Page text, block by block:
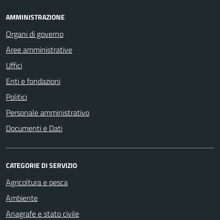
AMMINISTRAZIONE
Organi di governo
Aree amministrative
Uffici
Enti e fondazioni
Politici
Personale amministrativo
Documenti e Dati
CATEGORIE DI SERVIZIO
Agricoltura e pesca
Ambiente
Anagrafe e stato civile